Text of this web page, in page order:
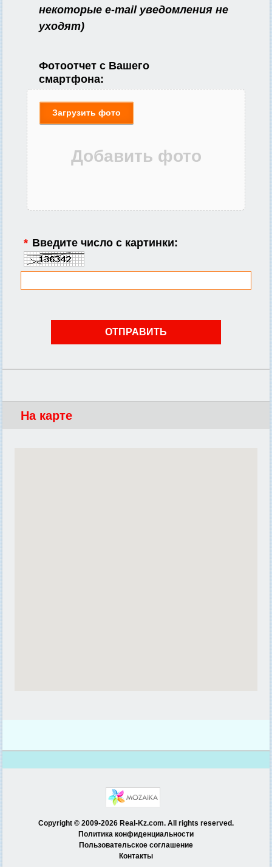
некоторые e-mail уведомления не
уходят)
Фотоотчет с Вашего
смартфона:
Загрузить фото
* Введите число с картинки:
На карте
Copyright © 2009-2026 Real-Kz.com. All rights reserved.
Политика конфиденциальности
Пользовательское соглашение
Контакты